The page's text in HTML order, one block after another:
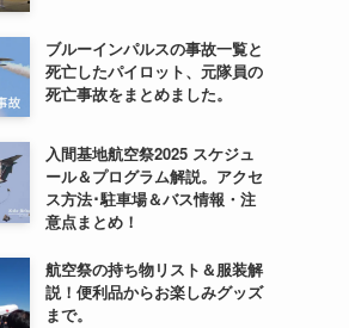
ブルーインパルスの事故一覧と
死亡したパイロット、元隊員の
死亡事故をまとめました。
入間基地航空祭2025 スケジュ
ール＆プログラム解説。アクセ
ス方法･駐車場＆バス情報・注
意点まとめ！
航空祭の持ち物リスト＆服装解
説！便利品からお楽しみグッズ
まで。